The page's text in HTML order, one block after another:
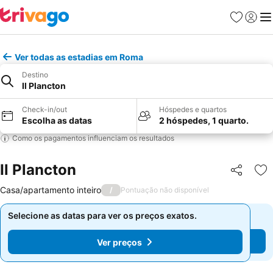
Favoritos
Iniciar
Ver todas as estadias em Roma
Destino
Il Plancton
Check-in/out
Escolha as datas
Hóspedes e quartos
2 hóspedes, 1 quarto.
Como os pagamentos influenciam os resultados
Il Plancton Partilhar
Casa/apartamento inteiro / Pontuação não disponível
Selecione as datas para ver os preços exatos.
Ver preços
Selecione as datas para ver os preços exatos.
Ver preços